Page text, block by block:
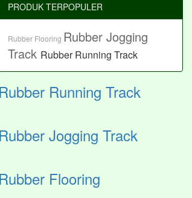
PRODUK TERPOPULER
Rubber Flooring Rubber Jogging
Track Rubber Running Track
Rubber Running Track
Rubber Jogging Track
Rubber Flooring